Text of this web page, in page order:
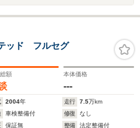
ッド フルセグ
額 本体価格
---
2004年 走行 7.5万km
車検整備付 修復
なし
保証無 整備
法定整備付